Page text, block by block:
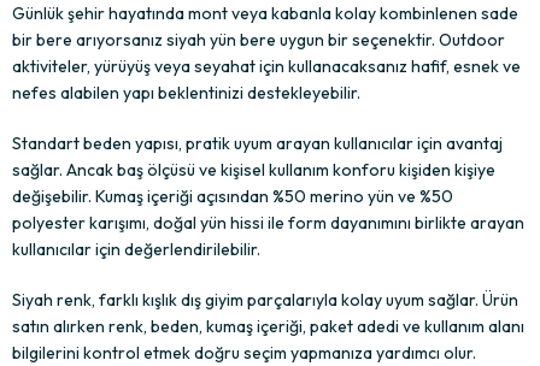
Günlük şehir hayatında mont veya kabanla kolay kombinlenen sade
bir bere arıyorsanız siyah yün bere uygun bir seçenektir. Outdoor
aktiviteler, yürüyüş veya seyahat için kullanacaksanız hafif, esnek ve
nefes alabilen yapı beklentinizi destekleyebilir.
Standart beden yapısı, pratik uyum arayan kullanıcılar için avantaj
sağlar. Ancak baş ölçüsü ve kişisel kullanım konforu kişiden kişiye
değişebilir. Kumaş içeriği açısından %50 merino yün ve %50
polyester karışımı, doğal yün hissi ile form dayanımını birlikte arayan
kullanıcılar için değerlendirilebilir.
Siyah renk, farklı kışlık dış giyim parçalarıyla kolay uyum sağlar. Ürün
satın alırken renk, beden, kumaş içeriği, paket adedi ve kullanım alanı
bilgilerini kontrol etmek doğru seçim yapmanıza yardımcı olur.